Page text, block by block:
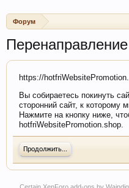
Форум
https://
Вы собираетесь покинуть
сторонний сайт, к которому
Нажмите на кнопку ниже,
hotfriWebsitePromotion.shop.
Продолжить...